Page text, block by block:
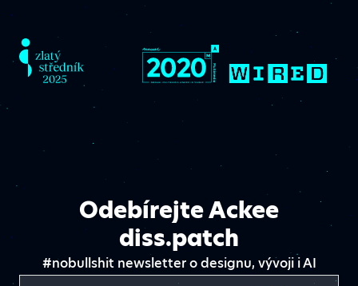
Odebírejte Ackee
diss.patch
#nobullshit newsletter o designu, vývoji i AI